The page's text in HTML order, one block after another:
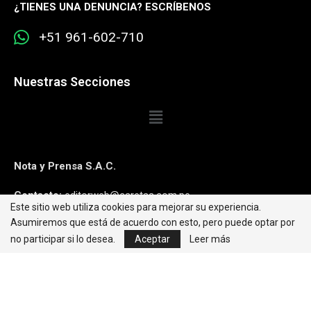
¿TIENES UNA DENUNCIA? ESCRÍBENOS
+51 961-602-710
Nuestras Secciones
Nota y Prensa S.A.C.
Contacto:editorweb@caretas.com.pe
Síguenos:
Este sitio web utiliza cookies para mejorar su experiencia.
Asumiremos que está de acuerdo con esto, pero puede optar por
no participar si lo desea.
Aceptar Leer más